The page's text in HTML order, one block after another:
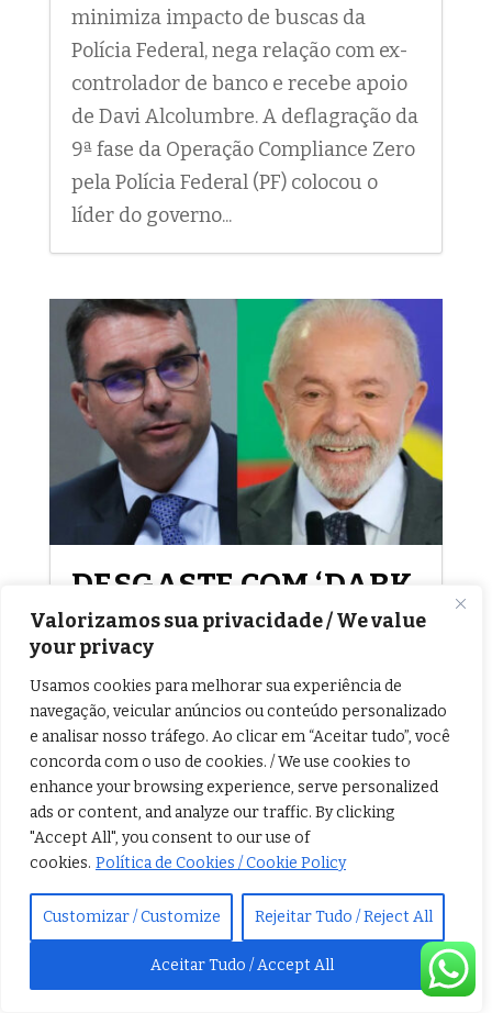
Valorizamos sua privacidade / We value
your privacy
Usamos cookies para melhorar sua experiência de
navegação, veicular anúncios ou conteúdo personalizado
e analisar nosso tráfego. Ao clicar em “Aceitar tudo”, você
concorda com o uso de cookies. / We use cookies to
enhance your browsing experience, serve personalized
ads or content, and analyze our traffic. By clicking
"Accept All", you consent to our use of
cookies. Política de Cookies / Cookie Policy
Customizar / Customize Rejeitar Tudo / Reject All
Aceitar Tudo / Accept All
minimiza impacto de buscas da
Polícia Federal, nega relação com ex-
controlador de banco e recebe apoio
de Davi Alcolumbre. A deflagração da
9ª fase da Operação Compliance Zero
pela Polícia Federal (PF) colocou o
líder do governo...
DESGASTE COM ‘DARK
HORSE’ E BANCO
MASTER IMPULSIONA
RECUO DE FLÁVIO
BOLSONARO, APONTA
QUAEST
Senador do PL oscila quatro pontos
para baixo em cenário de primeiro
turno; rejeição ao parlamentar chega
a 56% após repercussão de conversas
sobre financiamento. Os
desdobramentos em torno do projeto
do filme “Dark Horse” e as conversas